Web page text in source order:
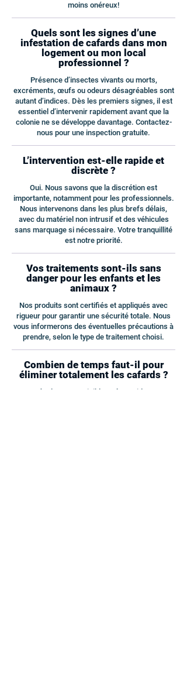
moins onéreux!
Quels sont les signes d’une
infestation de cafards dans mon
logement ou mon local
professionnel ?
Présence d’insectes vivants ou morts,
excréments, œufs ou odeurs désagréables sont
autant d’indices. Dès les premiers signes, il est
essentiel d’intervenir rapidement avant que la
colonie ne se développe davantage. Contactez-
nous pour une inspection gratuite.
L’intervention est-elle rapide et
discrète ?
Oui. Nous savons que la discrétion est
importante, notamment pour les professionnels.
Nous intervenons dans les plus brefs délais,
avec du matériel non intrusif et des véhicules
sans marquage si nécessaire. Votre tranquillité
est notre priorité.
Vos traitements sont-ils sans
danger pour les enfants et les
animaux ?
Nos produits sont certifiés et appliqués avec
rigueur pour garantir une sécurité totale. Nous
vous informerons des éventuelles précautions à
prendre, selon le type de traitement choisi.
Combien de temps faut-il pour
éliminer totalement les cafards ?
Les résultats sont visibles très rapidement,